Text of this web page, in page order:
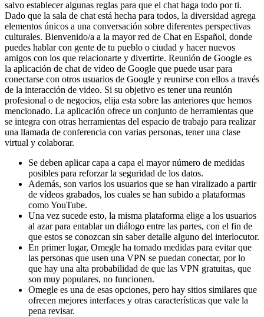
salvo establecer algunas reglas para que el chat haga todo por ti.
Dado que la sala de chat está hecha para todos, la diversidad agrega
elementos únicos a una conversación sobre diferentes perspectivas
culturales. Bienvenido/a a la mayor red de Chat en Español, donde
puedes hablar con gente de tu pueblo o ciudad y hacer nuevos
amigos con los que relacionarte y divertirte. Reunión de Google es
la aplicación de chat de video de Google que puede usar para
conectarse con otros usuarios de Google y reunirse con ellos a través
de la interacción de video. Si su objetivo es tener una reunión
profesional o de negocios, elija esta sobre las anteriores que hemos
mencionado. La aplicación ofrece un conjunto de herramientas que
se integra con otras herramientas del espacio de trabajo para realizar
una llamada de conferencia con varias personas, tener una clase
virtual y colaborar.
Se deben aplicar capa a capa el mayor número de medidas
posibles para reforzar la seguridad de los datos.
Además, son varios los usuarios que se han viralizado a partir
de vídeos grabados, los cuales se han subido a plataformas
como YouTube.
Una vez sucede esto, la misma plataforma elige a los usuarios
al azar para entablar un diálogo entre las partes, con el fin de
que estos se conozcan sin saber detalle alguno del interlocutor.
En primer lugar, Omegle ha tomado medidas para evitar que
las personas que usen una VPN se puedan conectar, por lo
que hay una alta probabilidad de que las VPN gratuitas, que
son muy populares, no funcionen.
Omegle es una de esas opciones, pero hay sitios similares que
ofrecen mejores interfaces y otras características que vale la
pena revisar.